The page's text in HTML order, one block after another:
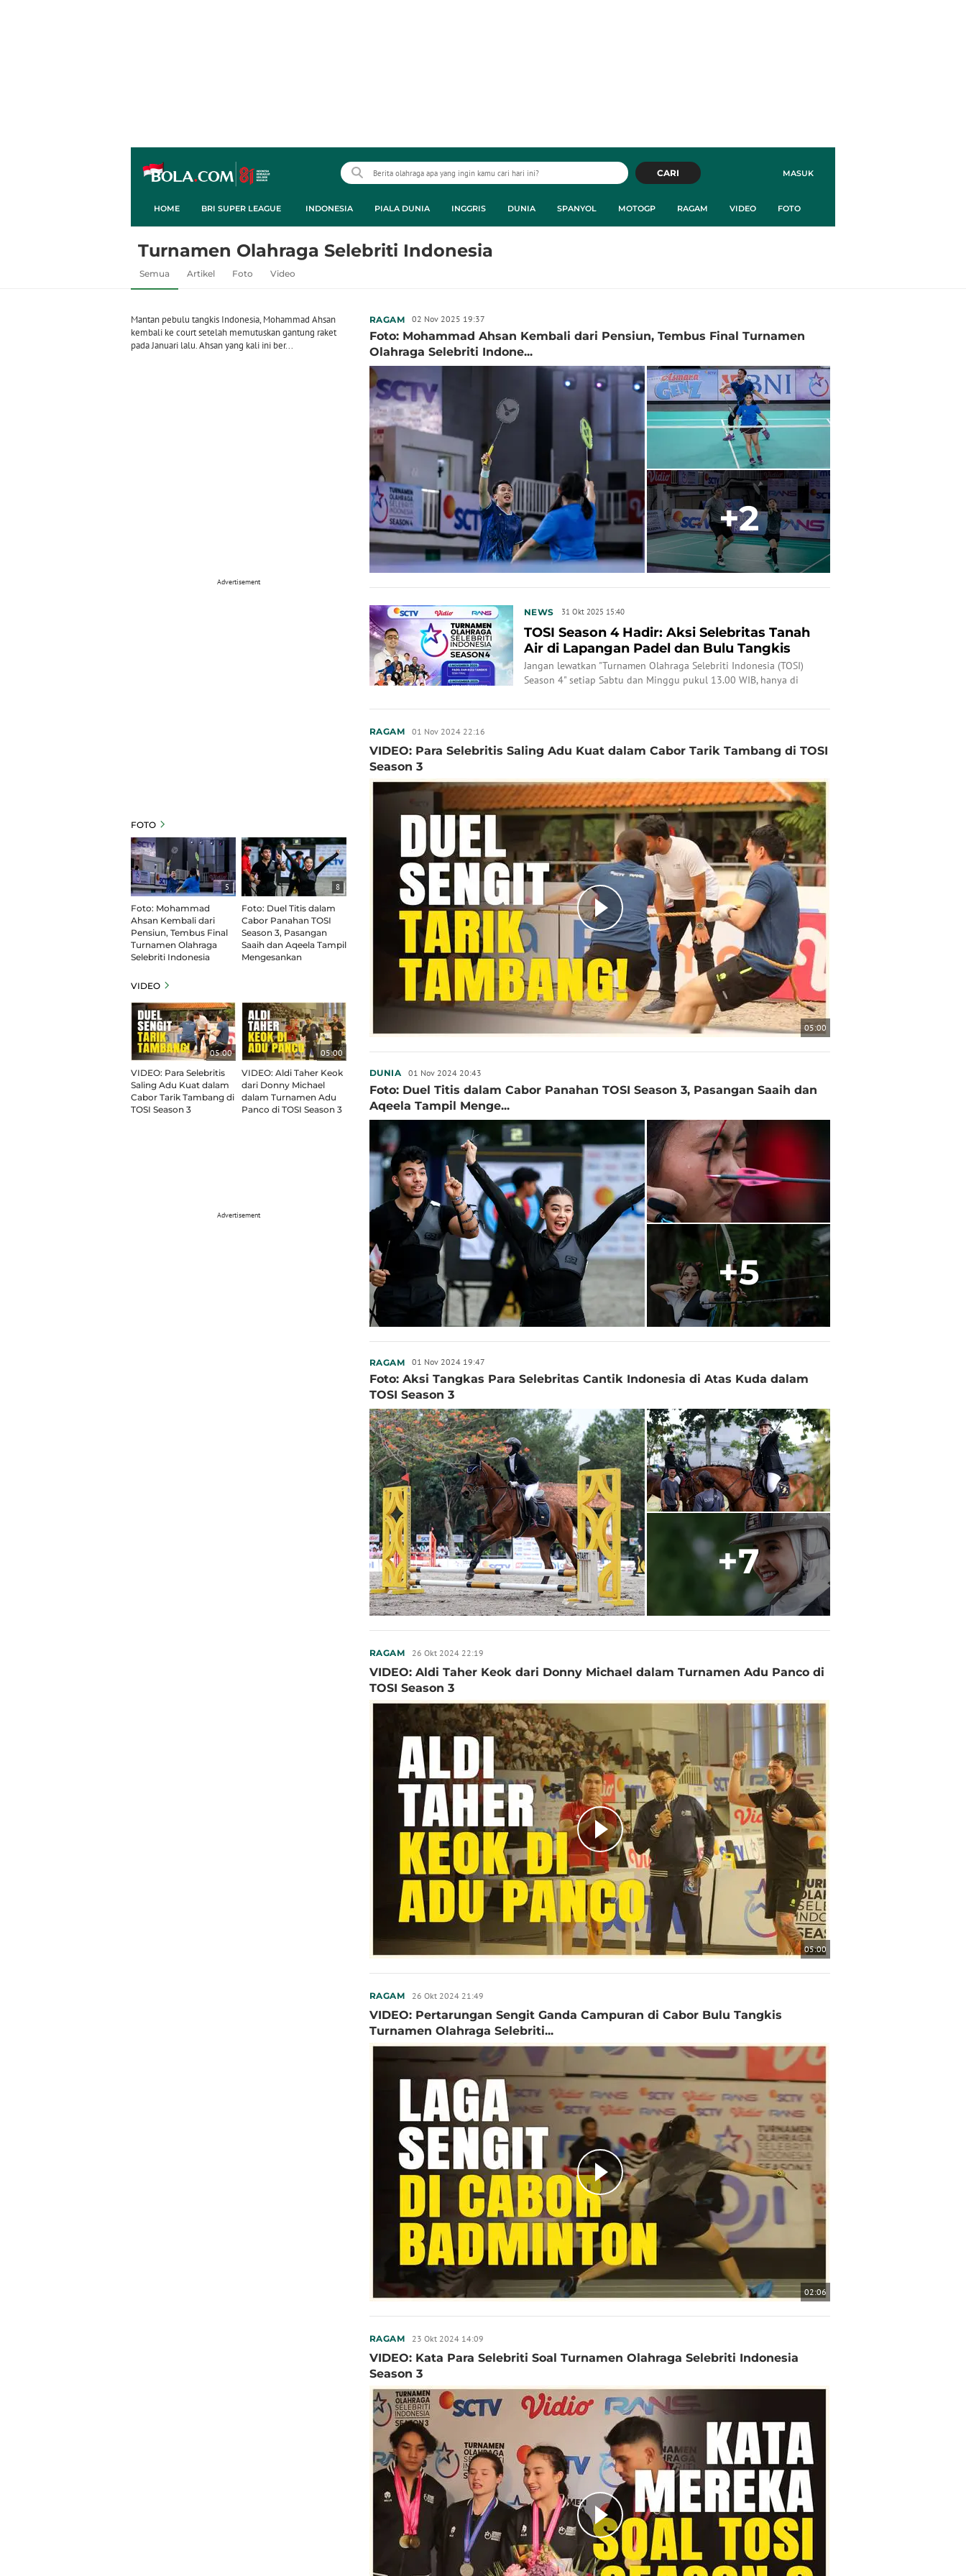
MASUK
CARI
HOME BRI SUPER LEAGUE INDONESIA PIALA DUNIA INGGRIS DUNIA SPANYOL MOTOGP RAGAM VIDEO FOTO
Turnamen Olahraga Selebriti Indonesia
Semua Artikel Foto Video
Mantan pebulu tangkis Indonesia, Mohammad Ahsan
kembali ke court setelah memutuskan gantung raket
pada Januari lalu. Ahsan yang kali ini ber...
Advertisement
FOTO
5
Foto: Mohammad
Ahsan Kembali dari
Pensiun, Tembus Final
Turnamen Olahraga
Selebriti Indonesia
8
Foto: Duel Titis dalam
Cabor Panahan TOSI
Season 3, Pasangan
Saaih dan Aqeela Tampil
Mengesankan
VIDEO
05:00
VIDEO: Para Selebritis
Saling Adu Kuat dalam
Cabor Tarik Tambang di
TOSI Season 3
05:00
VIDEO: Aldi Taher Keok
dari Donny Michael
dalam Turnamen Adu
Panco di TOSI Season 3
Advertisement
RAGAM 02 Nov 2025 19:37
Foto: Mohammad Ahsan Kembali dari Pensiun, Tembus Final Turnamen
Olahraga Selebriti Indone...
+2
NEWS 31 Okt 2025 15:40
TOSI Season 4 Hadir: Aksi Selebritas Tanah
Air di Lapangan Padel dan Bulu Tangkis
Jangan lewatkan "Turnamen Olahraga Selebriti Indonesia (TOSI)
Season 4" setiap Sabtu dan Minggu pukul 13.00 WIB, hanya di
RAGAM 01 Nov 2024 22:16
VIDEO: Para Selebritis Saling Adu Kuat dalam Cabor Tarik Tambang di TOSI
Season 3
05:00
DUNIA 01 Nov 2024 20:43
Foto: Duel Titis dalam Cabor Panahan TOSI Season 3, Pasangan Saaih dan
Aqeela Tampil Menge...
+5
RAGAM 01 Nov 2024 19:47
Foto: Aksi Tangkas Para Selebritas Cantik Indonesia di Atas Kuda dalam
TOSI Season 3
+7
RAGAM 26 Okt 2024 22:19
VIDEO: Aldi Taher Keok dari Donny Michael dalam Turnamen Adu Panco di
TOSI Season 3
05:00
RAGAM 26 Okt 2024 21:49
VIDEO: Pertarungan Sengit Ganda Campuran di Cabor Bulu Tangkis
Turnamen Olahraga Selebriti...
02:06
RAGAM 23 Okt 2024 14:09
VIDEO: Kata Para Selebriti Soal Turnamen Olahraga Selebriti Indonesia
Season 3